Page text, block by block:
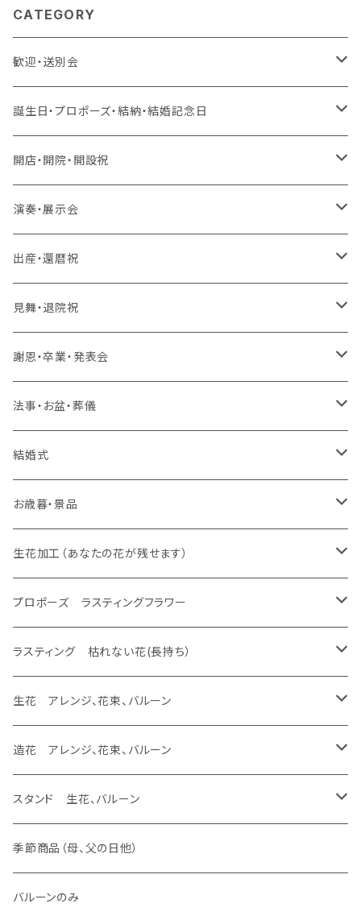
CATEGORY
歓迎・送別会
生花 アレンジ、花束、バルーン
生花 アレンジ、バルーン
生花 アレンジ
造花 アレンジ、花束、バルーン
ラスティング 花束、枯れない花
ラスティング アレンジ、枯れない花
バルーンのみ
誕生日・プロポーズ・結納・結婚記念日
生花 アレンジ、花束、バルーン
生花 アレンジ、バルーン
生花 アレンジ
造花 アレンジ、花束、バルーン
ラスティング 花束、枯れない花
ラスティング アレンジ、枯れない花
スタンド 生花
スタンド 生花、バルーン
バルーンのみ
プロポーズ ラスティングフラワー
ドーム
フレーム
開店・開院・開設祝
生花 アレンジ、花束、バルーン
生花 アレンジ、バルーン
生花 アレンジ
造花 アレンジ、花束、バルーン
ラスティング 花束、枯れない花
ラスティング アレンジ、枯れない花
スタンド 生花
スタンド 生花、バルーン
バルーンのみ
演奏・展示会
生花 アレンジ、花束、バルーン
生花 アレンジ、バルーン
生花 アレンジ
造花 アレンジ、花束、バルーン
ラスティング 花束、枯れない花
ラスティング アレンジ、枯れない花
スタンド 生花
スタンド 生花、バルーン
バルーンのみ
出産・還暦祝
生花 アレンジ、花束、バルーン
生花 アレンジ、バルーン
生花 アレンジ
造花 アレンジ、花束、バルーン
ラスティング 花束、枯れない花
ラスティング アレンジ、枯れない花
スタンド 生花
スタンド 生花、バルーン
バルーンのみ
見舞・退院祝
生花 アレンジ、花束、バルーン
生花 アレンジ、バルーン
生花 アレンジ
造花 アレンジ、花束、バルーン
ラスティング 花束、枯れない花
ラスティング アレンジ、枯れない花
スタンド 生花
スタンド 生花、バルーン
バルーンのみ
謝恩・卒業・発表会
生花 アレンジ、花束、バルーン
生花 アレンジ、バルーン
生花 アレンジ
造花 アレンジ、花束、バルーン
ラスティング 花束、枯れない花
ラスティング アレンジ、枯れない花
スタンド 生花
スタンド 生花、バルーン
バルーンのみ
法事・お盆・葬儀
生花 アレンジ、花束、バルーン
生花 アレンジ、バルーン
生花 アレンジ
造花 アレンジ、花束、バルーン
ラスティング 花束、枯れない花
ラスティング アレンジ、枯れない花
スタンド 生花
スタンド 生花、バルーン
バルーンのみ
結婚式
生花 アレンジ、花束、バルーン
生花 アレンジ、バルーン
生花 アレンジ
造花 アレンジ、花束、バルーン
ラスティング 花束、枯れない花
ラスティング アレンジ、枯れない花
スタンド 生花
スタンド 生花、バルーン
バルーンのみ
生花加工（あなたの花が残せます）
あなたの花が残せます ドーム
お歳暮・景品
生花 アレンジ、花束、バルーン
生花 アレンジ、バルーン
生花 アレンジ
造花 アレンジ、花束、バルーン
ラスティング 花束、枯れない花
ラスティング アレンジ、枯れない花
スタンド 生花
スタンド 生花、バルーン
バルーンのみ
生花加工（あなたの花が残せます）
あなたの花が残せます ドーム
あなたの花が残せます フレーム
あなたの花が残せます フラージュ
あなたの花が残せます エッチング
プロポーズ ラスティングフラワー
ドーム
フレーム
ラスティング 枯れない花(長持ち）
ラスティング アレンジ、バルーン
ラスティング 花束、バルーン
ラスティング アレンジ
ラスティング 花束
ラスティング 素材
生花 アレンジ、花束、バルーン
生花 アレンジ、バルーン
生花 アレンジ、ウェディング ヴーケ
生花 アレンジ
生花 花束、バルーン
造花 アレンジ、花束、バルーン
造花 アレンジ、バルーン
造花 アレンジ
造花 花束、バルーン
スタンド 生花、バルーン
スタンド 生花
スタンド 生花、バルーン
季節商品（母、父の日他）
バルーンのみ